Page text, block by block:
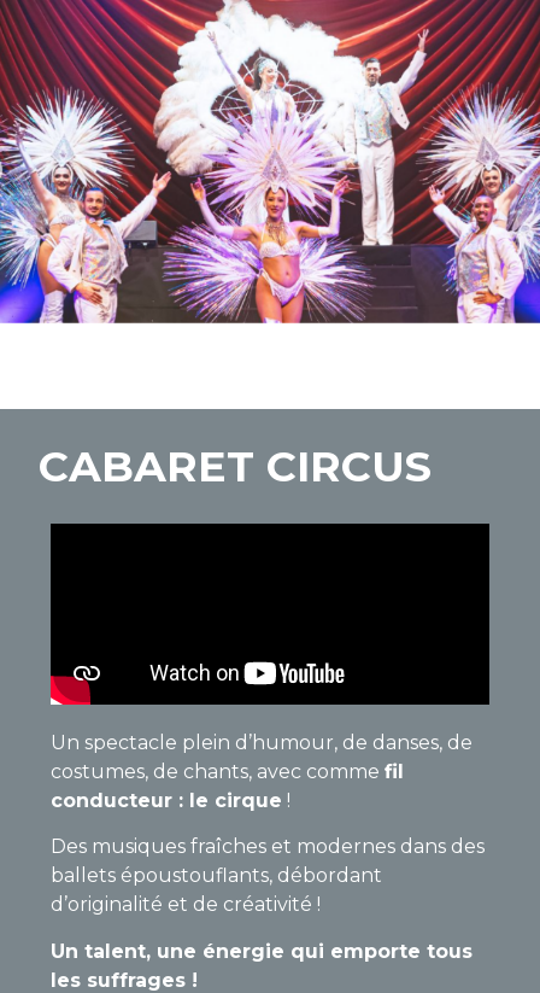
CABARET CIRCUS
Un spectacle plein d’humour, de danses, de
costumes, de chants, avec commefil
conducteur : le cirque !
Des musiques fraîches et modernes dans des
ballets époustouflants, débordant
d’originalité et de créativité !
Un talent, une énergie qui emporte tous
les suffrages !